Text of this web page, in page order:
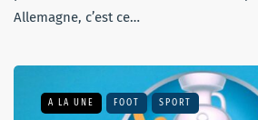
Allemagne, c’est ce…
A LA UNE FOOT SPORT